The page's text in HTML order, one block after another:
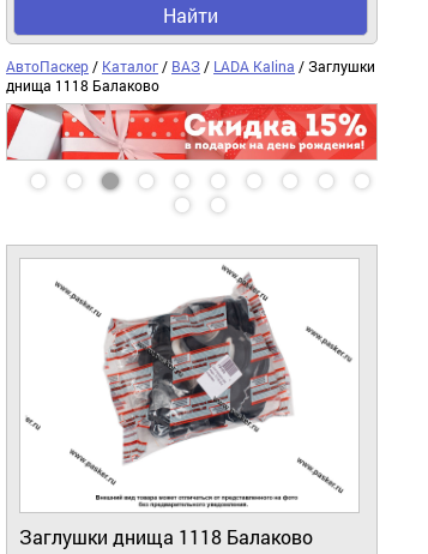
Найти
АвтоПаскер / Каталог / ВАЗ / LADA Kalina / Заглушки
днища 1118 Балаково
Заглушки днища 1118 Балаково